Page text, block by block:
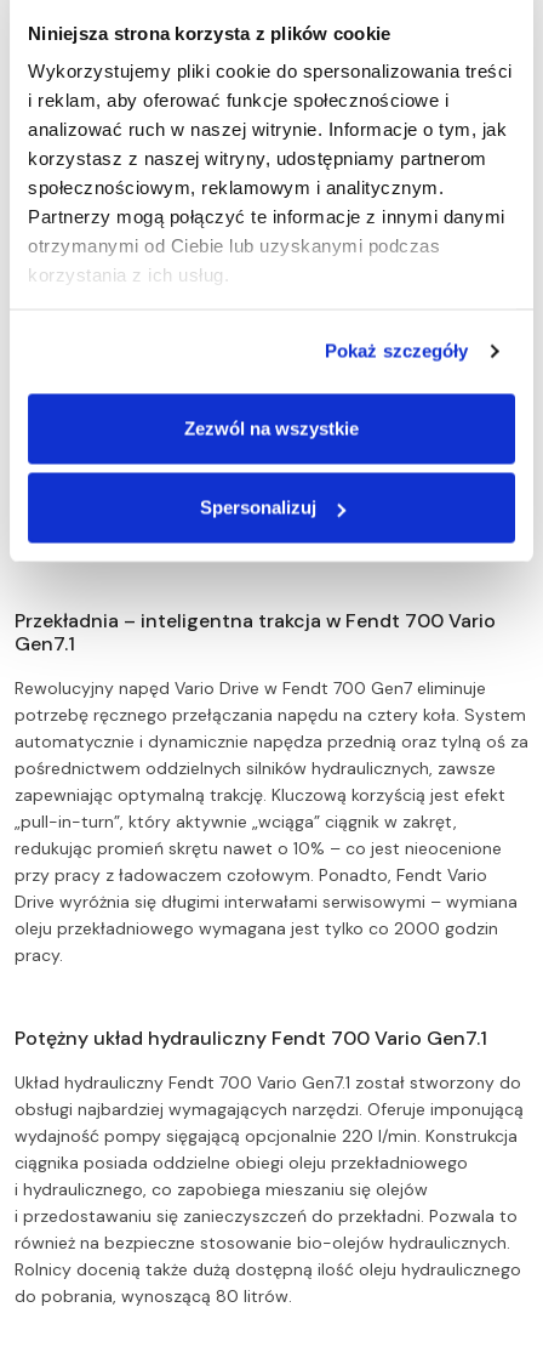
Niniejsza strona korzysta z plików cookie
Wykorzystujemy pliki cookie do spersonalizowania treści
i reklam, aby oferować funkcje społecznościowe i
analizować ruch w naszej witrynie. Informacje o tym, jak
korzystasz z naszej witryny, udostępniamy partnerom
społecznościowym, reklamowym i analitycznym.
Partnerzy mogą połączyć te informacje z innymi danymi
otrzymanymi od Ciebie lub uzyskanymi podczas
korzystania z ich usług.
Pokaż szczegóły
Zezwól na wszystkie
Spersonalizuj
Silnik AGCO Power CORE75 – serce napędzające
Fendt 700 Vario Gen7.1
Power o pojemności 7,5 litra. Został on zaprojektowany
osiągnięcie imponującego momentu obrotowego 1450 Nm przy
zaledwie 1700 obr./min, gwarantując minimalne zużycie paliwa.
Dodatkowo, inteligentny system Fendt Dynamic Performance
i dostarcza do 20 KM dodatkowej mocy, np. podczas pracy
WOM czy w transporcie, zapewniając stałą wydajność.
Przekładnia – inteligentna trakcja w Fendt 700 Vario
Gen7.1
Rewolucyjny napęd Vario Drive w Fendt 700 Gen7 eliminuje
potrzebę ręcznego przełączania napędu na cztery koła. System
automatycznie i dynamicznie napędza przednią oraz tylną oś za
pośrednictwem oddzielnych silników hydraulicznych, zawsze
zapewniając optymalną trakcję. Kluczową korzyścią jest efekt
„pull-in-turn”, który aktywnie „wciąga” ciągnik w zakręt,
redukując promień skrętu nawet o 10% – co jest nieocenione
przy pracy z ładowaczem czołowym. Ponadto, Fendt Vario
Drive wyróżnia się długimi interwałami serwisowymi – wymiana
oleju przekładniowego wymagana jest tylko co 2000 godzin
pracy.
Potężny układ hydrauliczny Fendt 700 Vario Gen7.1
Układ hydrauliczny Fendt 700 Vario Gen7.1 został stworzony do
obsługi najbardziej wymagających narzędzi. Oferuje imponującą
wydajność pompy sięgającą opcjonalnie 220 l/min. Konstrukcja
ciągnika posiada oddzielne obiegi oleju przekładniowego
i hydraulicznego, co zapobiega mieszaniu się olejów
i przedostawaniu się zanieczyszczeń do przekładni. Pozwala to
również na bezpieczne stosowanie bio-olejów hydraulicznych.
Rolnicy docenią także dużą dostępną ilość oleju hydraulicznego
do pobrania, wynoszącą 80 litrów.